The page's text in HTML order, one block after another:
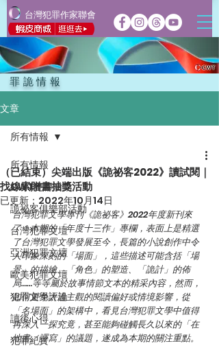
台灣犯罪作家聯會
罪詭情報
文章
所有情報
CWT犯聯活動
詭祕客俱樂部活動
台灣犯罪文壇
亞洲犯罪文壇
歐美犯罪文壇
犯罪文學評論
讀後心得
犯罪紀實
所有情報
（已結束）尖端出版《詭祕客2022》讀試閱｜
找線索贈書抽獎活動
已更新： 2022年10月14日
台灣犯罪文學專刊《詭祕客》2022年度新刊來
了！本期的「年度十三作」專欄，表面上是精選
了台灣犯罪文學發展至今，長篇的小說創作中令
人印象深刻的「場面」，這些描述可能含括「場
景」的描繪、「角色」的塑造、「詭計」的佈
局……等等屬於故事情節文本的精采內容，然而，
如何避免太過主觀的閱讀偏好或情境影響，從
「名場面」的架構中，看見台灣犯罪文學中值得
再深入一探究竟，甚至能夠碰觸長久以來的「在
地書／譯寫」的議題，遂成為本期的關注重點。